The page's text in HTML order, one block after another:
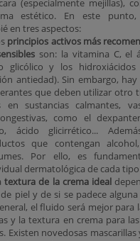
(especialmente mejillas),
estético. En este punto,
en tres aspectos:
principios activos más
son: la vitamina C, el
glicólico y los
antiedad). Sin embargo, hay
que deben utilizar otro
en sustancias calmantes,
como el
ácido glicirrético...
que contengan
Por ello, es
dermatológica de cada
textura de la crema ideal
piel y de si se padece alguna
el fluido será mejor para
y la textura en crema para
Existen novedosas